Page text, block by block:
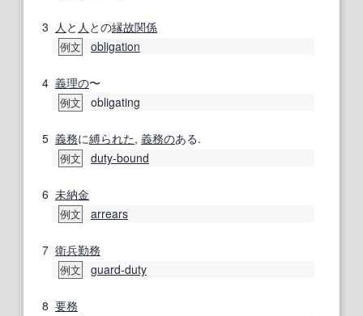
3 人 と 人 との縁故関係
例文 obligation
4 義理の〜
例文 obligating
5 義務に縛られた, 義務のある.
例文 duty‐bound
6 未納金
例文 arrears
7 衛兵勤務
例文 guard-duty
8 要務